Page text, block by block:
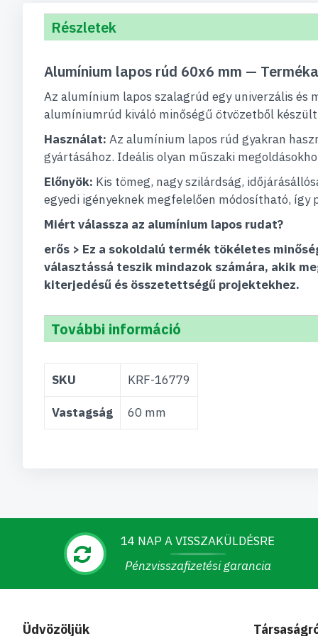
Részletek
Alumínium lapos rúd 60x6 mm —
Az alumínium lapos szalagrúd egy univerzális és
alumíniumrúd kiváló minőségű ötvözetből
Használat: Az alumínium lapos rúd gyakran
gyártásához. Ideális olyan műszaki
Előnyök: Kis tömeg, nagy szilárdság,
egyedi igényeknek megfelelően módosítható,
Miért válassza az alumínium lapos rudat?
erős > Ez a sokoldalú termék tökéletes
választássá teszik mindazok számára, akik
kiterjedésű és összetettségű projektekhez.
További információ
információ
SKU KRF-16779
Vastagság 60 mm
14 NAP A VISSZAKÜLDÉSRE
Pénzvisszafizetési garancia
Üdvözöljük